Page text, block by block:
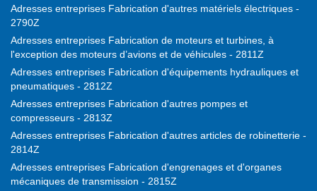
Adresses entreprises Fabrication d'autres matériels électriques -
2790Z
Adresses entreprises Fabrication de moteurs et turbines, à
l'exception des moteurs d’avions et de véhicules - 2811Z
Adresses entreprises Fabrication d'équipements hydrauliques et
pneumatiques - 2812Z
Adresses entreprises Fabrication d'autres pompes et
compresseurs - 2813Z
Adresses entreprises Fabrication d'autres articles de robinetterie -
2814Z
Adresses entreprises Fabrication d'engrenages et d'organes
mécaniques de transmission - 2815Z